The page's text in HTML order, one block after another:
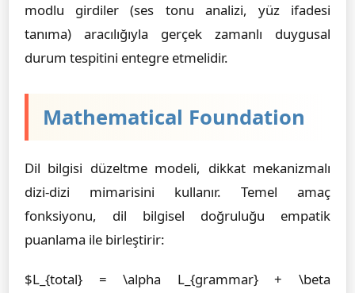
modlu girdiler (ses tonu analizi, yüz ifadesi
tanıma) aracılığıyla gerçek zamanlı duygusal
durum tespitini entegre etmelidir.
Mathematical Foundation
Dil bilgisi düzeltme modeli, dikkat mekanizmalı
dizi-dizi mimarisini kullanır. Temel amaç
fonksiyonu, dil bilgisel doğruluğu empatik
puanlama ile birleştirir:
$L_{total} = \alpha L_{grammar} + \beta